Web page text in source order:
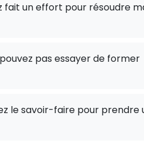
fait un effort pour résoudre
pas essayer de former
le savoir-faire pour prendre